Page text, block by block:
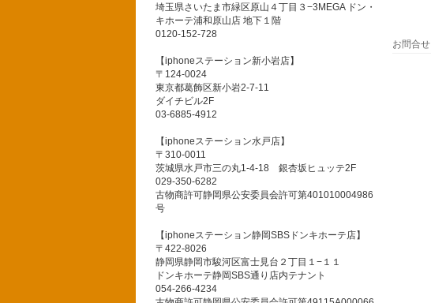
埼玉県さいたま市緑区原山４丁目３−3MEGA ドン・
キホーテ浦和原山店 地下１階
0120-152-728
【iphoneステーション新小岩店】
〒124-0024
東京都葛飾区新小岩2-7-11
ダイチビル2F
03-6885-4912
【iphoneステーション水戸店】
〒310-0011
茨城県水戸市三の丸1-4-18 銀杏坂ヒュッテ2F
029-350-6282
古物商許可静岡県公安委員会許可第401010004986
号
【iphoneステーション静岡SBSドンキホーテ店】
〒422-8026
静岡県静岡市駿河区富士見台２丁目１−１１
ドンキホーテ静岡SBS通り店内テナント
054-266-4234
お問合せ